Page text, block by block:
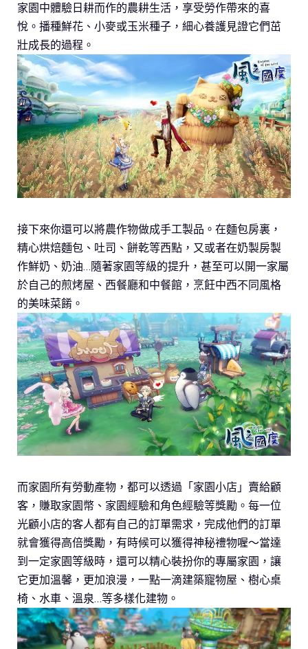
家園中體驗日耕而作的農耕生活，享受勞作帶來的喜
悅。播種鮮花、小麥或玉米種子，細心養護見證它們茁
壯成長的過程。
接下來你還可以將農作物做成手工製品。在麵包房裏，
精心烘焙麵包、吐司、餅乾等西點，又或者在奶製房製
作鮮奶、奶油…隨著家園等級的提升，甚至可以開一家屬
於自己的煎烤屋、西餐廳和中餐館，烹飪中西不同風格
的美味菜餚。
而家園所有勞動產物，都可以透過「家園小店」賣給顧
客，賺取家園幣、家園經驗和角色經驗等獎勵。每一位
光顧小店的客人都有自己的訂單需求，完成他們的訂單
就會獲得高倍獎勵，有時候可以獲得神秘禮物喔～當達
到一定家園等級時，還可以精心裝扮你的專屬家園，讓
它更加溫馨，更加浪漫，一點一滴建築寵物屋、樹心桌
椅、水車、溫泉…等多樣化建物。